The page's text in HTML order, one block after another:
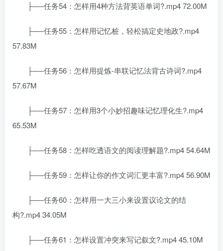
├──任务54：怎样用4种方法背英语单词?.mp4 72.00M
├──任务55：怎样用记忆桩，轻松搞定史地政?.mp4
57.83M
├──任务56：怎样用提炼-串联记忆法背古诗词?.mp4
57.67M
├──任务57：怎样用3个小妙招趣味记忆理化生?.mp4
65.53M
├──任务58：怎样吃透语文的阅读理解题?.mp4 54.64M
├──任务59：怎样让你的作文词汇更丰富?.mp4 56.90M
├──任务60：怎样用一大三小来设置议论文的结
构?.mp4 34.05M
├──任务61：怎样设置冲突来写记叙文?.mp4 45.10M